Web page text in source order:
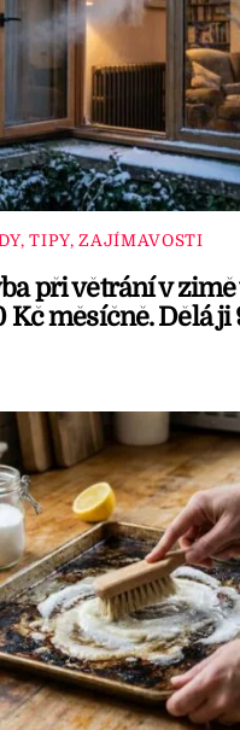
TIPY, ZAJÍMAVOSTI
při větrání v zimě
měsíčně. Dělá ji